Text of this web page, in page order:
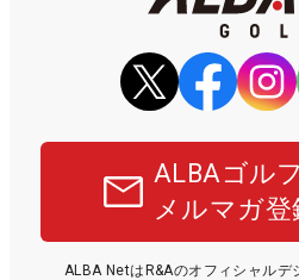
ALBAゴル
メルマガ
ALBA NetはR&Aのオフィシャルデ